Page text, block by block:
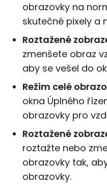
obrazovky na
skutečné pixely a
Roztažené
zmenšete obraz
aby se vešel do
Režim celé
okna Úplného
obrazovky pro
Roztažené
roztažte nebo
obrazovky tak,
obrazovky.